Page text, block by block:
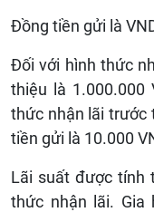
Đồng tiền gửi là
Đối với hình thức
thiệu là 1.000.000
thức nhận lãi trước
tiền gửi là 10.000
Lãi suất được tính
thức nhận lãi. Gia